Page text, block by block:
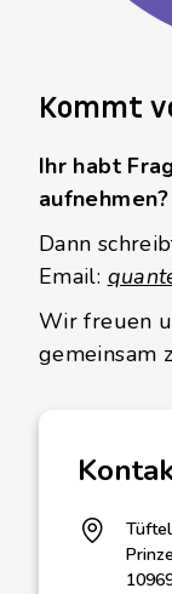
Kommt
Ihr habt
aufnehmen?
Dann
Email:
Wir freuen
gemeinsam